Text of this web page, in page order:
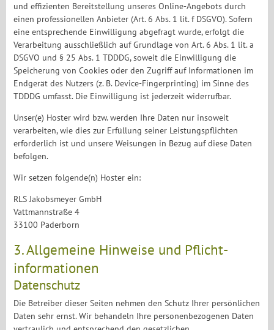
und effizienten Bereitstellung unseres Online-Angebots durch
einen professionellen Anbieter (Art. 6 Abs. 1 lit. f DSGVO). Sofern
eine entsprechende Einwilligung abgefragt wurde, erfolgt die
Verarbeitung ausschließlich auf Grundlage von Art. 6 Abs. 1 lit. a
DSGVO und § 25 Abs. 1 TDDDG, soweit die Einwilligung die
Speicherung von Cookies oder den Zugriff auf Informationen im
Endgerät des Nutzers (z. B. Device-Fingerprinting) im Sinne des
TDDDG umfasst. Die Einwilligung ist jederzeit widerrufbar.
Unser(e) Hoster wird bzw. werden Ihre Daten nur insoweit
verarbeiten, wie dies zur Erfüllung seiner Leistungspflichten
erforderlich ist und unsere Weisungen in Bezug auf diese Daten
befolgen.
Wir setzen folgende(n) Hoster ein:
RLS Jakobsmeyer GmbH
Vattmannstraße 4
33100 Paderborn
3. Allgemeine Hinweise und Pflicht­
informationen
Datenschutz
Die Betreiber dieser Seiten nehmen den Schutz Ihrer persönlichen
Daten sehr ernst. Wir behandeln Ihre personenbezogenen Daten